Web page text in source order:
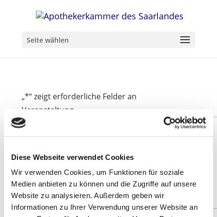
Diese Webseite verwendet Cookies
Wir verwenden Cookies, um Funktionen für soziale
Medien anbieten zu können und die Zugriffe auf unsere
Website zu analysieren. Außerdem geben wir
Informationen zu Ihrer Verwendung unserer Website an
Seite wählen
„*“ zeigt erforderliche Felder an
Veranstaltung